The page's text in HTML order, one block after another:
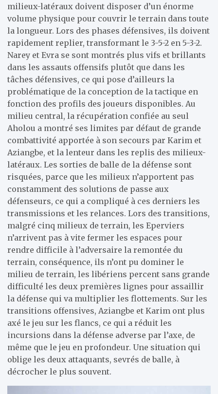
milieux-latéraux doivent disposer d’un énorme
volume physique pour couvrir le terrain dans toute
la longueur. Lors des phases défensives, ils doivent
rapidement replier, transformant le 3-5-2 en 5-3-2.
Narey et Evra se sont montrés plus vifs et brillants
dans les assauts offensifs plutôt que dans les
tâches défensives, ce qui pose d’ailleurs la
problématique de la conception de la tactique en
fonction des profils des joueurs disponibles. Au
milieu central, la récupération confiée au seul
Aholou a montré ses limites par défaut de grande
combattivité apportée à son secours par Karim et
Aziangbe, et la lenteur dans les replis des milieux-
latéraux. Les sorties de balle de la défense sont
risquées, parce que les milieux n’apportent pas
constamment des solutions de passe aux
défenseurs, ce qui a compliqué à ces derniers les
transmissions et les relances. Lors des transitions,
malgré cinq milieux de terrain, les Eperviers
n’arrivent pas à vite fermer les espaces pour
rendre difficile à l’adversaire la remontée du
terrain, conséquence, ils n’ont pu dominer le
milieu de terrain, les libériens percent sans grande
difficulté les deux premières lignes pour assaillir
la défense qui va multiplier les flottements. Sur les
transitions offensives, Aziangbe et Karim ont plus
axé le jeu sur les flancs, ce qui a réduit les
incursions dans la défense adverse par l’axe, de
même que le jeu en profondeur. Une situation qui
oblige les deux attaquants, sevrés de balle, à
décrocher le plus souvent.